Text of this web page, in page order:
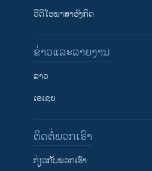
ວີດີໂອພາສາອັງກິດ
ຂ່າວແລະລາຍງານ
ລາວ
ເອເຊຍ
ຕິດຕໍ່ພວກເຮົາ
ກ່ຽວກັບພວກເຮົາ